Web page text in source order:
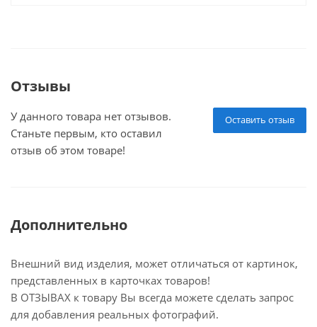
Отзывы
Оставить отзыв
У данного товара нет отзывов.
Станьте первым, кто оставил
отзыв об этом товаре!
Дополнительно
Внешний вид изделия, может отличаться от картинок,
представленных в карточках товаров!
В ОТЗЫВАХ к товару Вы всегда можете сделать запрос
для добавления реальных фотографий.